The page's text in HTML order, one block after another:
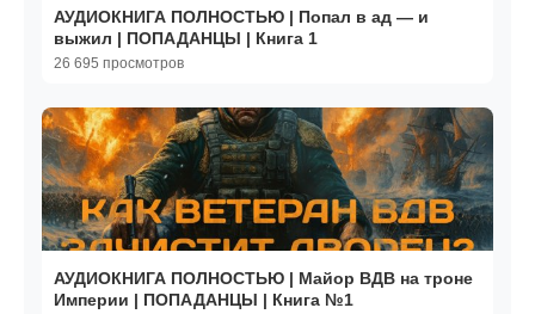
АУДИОКНИГА ПОЛНОСТЬЮ | Попал в ад — и
выжил | ПОПАДАНЦЫ | Книга 1
26 695 просмотров
АУДИОКНИГА ПОЛНОСТЬЮ | Майор ВДВ на троне
Империи | ПОПАДАНЦЫ | Книга №1